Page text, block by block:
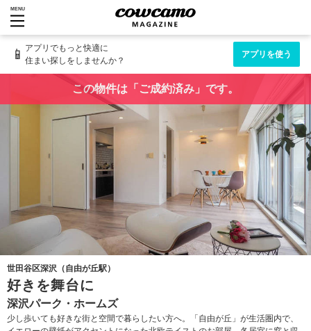
MENU
📱 アプリでもっと快適に
住まい探しをしませんか？
アプリを使う
この物件は「ご成約済み」です。
世田谷区深沢（自由が丘駅）
好きを舞台に
深沢パーク・ホームズ
少し歩いても好きな街と空間で暮らしたい方へ。「自由が丘」が生活圏内で、